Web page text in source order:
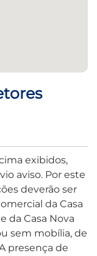
exibidos,
aviso. Por este
deverão ser
da Casa
da Casa Nova
sem mobília, de
presença de